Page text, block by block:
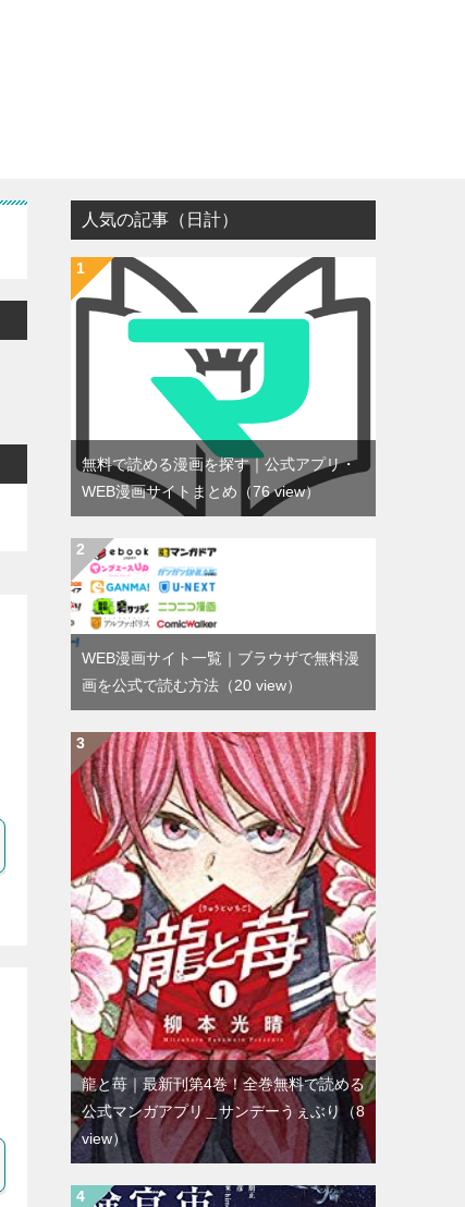
人気の記事（日計）
無料で読める漫画を探す｜公式アプリ・
WEB漫画サイトまとめ （76 view）
WEB漫画サイト一覧｜ブラウザで無料漫
画を公式で読む方法 （20 view）
龍と苺｜最新刊第4巻！全巻無料で読める
公式マンガアプリ＿サンデーうぇぶり
（8
view）